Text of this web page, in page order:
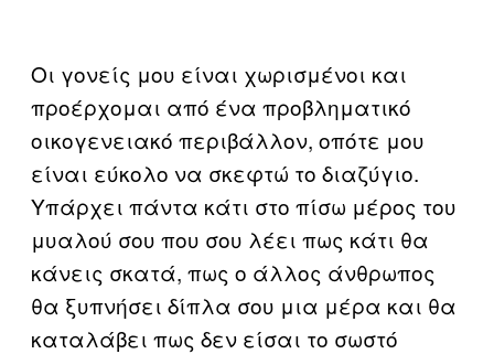
Οι γονείς μου είναι χωρισμένοι και
προέρχομαι από ένα προβληματικό
οικογενειακό περιβάλλον, οπότε μου
είναι εύκολο να σκεφτώ το διαζύγιο.
Υπάρχει πάντα κάτι στο πίσω μέρος του
μυαλού σου που σου λέει πως κάτι θα
κάνεις σκατά, πως ο άλλος άνθρωπος
θα ξυπνήσει δίπλα σου μια μέρα και θα
καταλάβει πως δεν είσαι το σωστό